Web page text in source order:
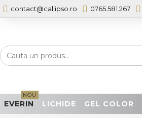
contact@callipso.ro 0765.581.267
EVERIN
NOU
LICHIDE GEL COLOR